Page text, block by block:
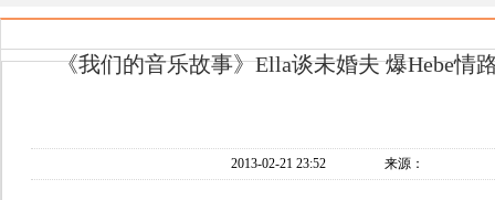
《我们的音乐故事》Ella谈未婚夫 爆Hebe情
2013-02-21 23:52 来源：